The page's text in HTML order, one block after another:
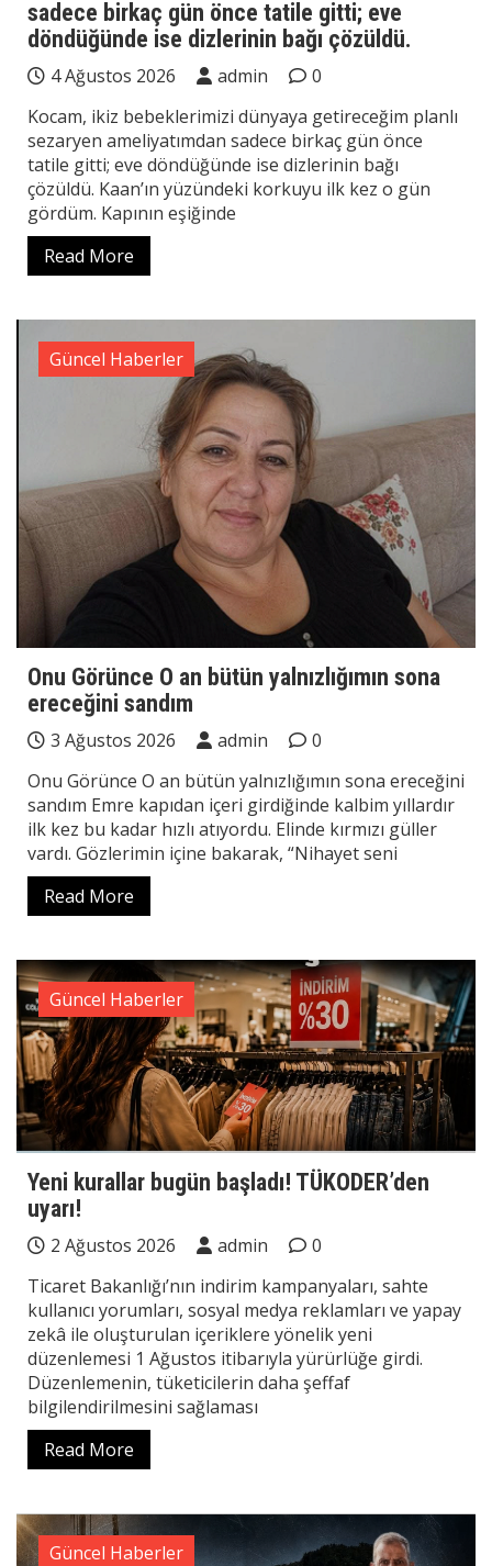
sadece birkaç gün önce tatile gitti; eve
döndüğünde ise dizlerinin bağı çözüldü.
4 Ağustos 2026 admin
0
Kocam, ikiz bebeklerimizi dünyaya getireceğim planlı
sezaryen ameliyatımdan sadece birkaç gün önce
tatile gitti; eve döndüğünde ise dizlerinin bağı
çözüldü. Kaan’ın yüzündeki korkuyu ilk kez o gün
gördüm. Kapının eşiğinde
Read More
Güncel Haberler
Onu Görünce O an bütün yalnızlığımın sona
ereceğini sandım
3 Ağustos 2026 admin
0
Onu Görünce O an bütün yalnızlığımın sona ereceğini
sandım Emre kapıdan içeri girdiğinde kalbim yıllardır
ilk kez bu kadar hızlı atıyordu. Elinde kırmızı güller
vardı. Gözlerimin içine bakarak, “Nihayet seni
Read More
Güncel Haberler
Yeni kurallar bugün başladı! TÜKODER’den
uyarı!
2 Ağustos 2026 admin
0
Ticaret Bakanlığı’nın indirim kampanyaları, sahte
kullanıcı yorumları, sosyal medya reklamları ve yapay
zekâ ile oluşturulan içeriklere yönelik yeni
düzenlemesi 1 Ağustos itibarıyla yürürlüğe girdi.
Düzenlemenin, tüketicilerin daha şeffaf
bilgilendirilmesini sağlaması
Read More
Güncel Haberler